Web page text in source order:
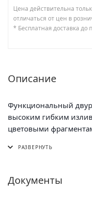
Цена действительна
отличаться от цен в
* Бесплатная доставка до
Описание
Функциональный
высоким гибким
цветовыми
только
проходят процесс
Документы